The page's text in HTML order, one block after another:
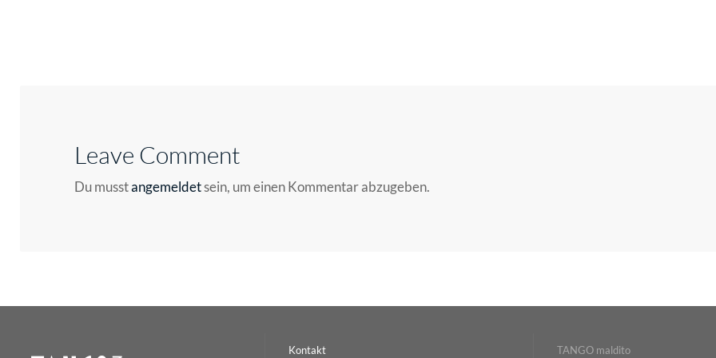
Leave Comment
Du musstangemeldetsein, um einen Kommentar abzugeben.
Kontakt TANGO maldito